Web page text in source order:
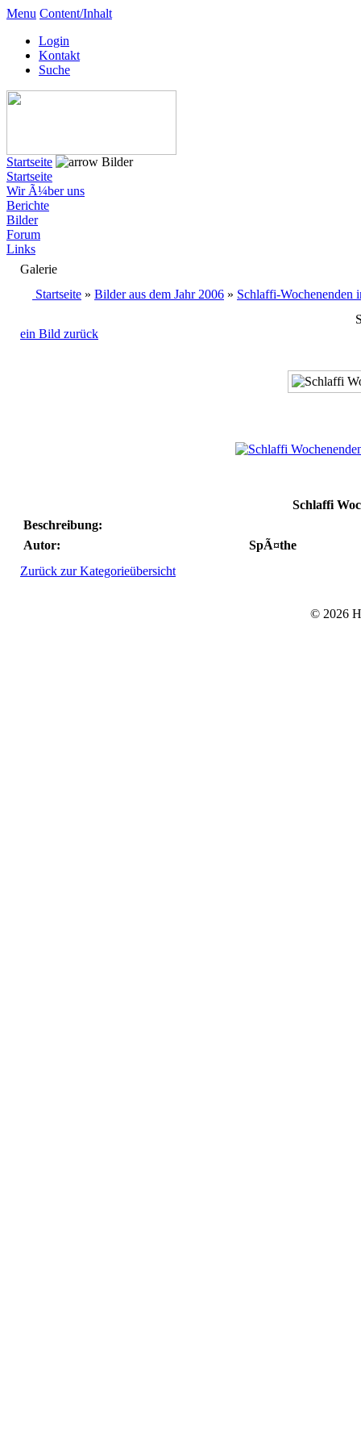
Menu Content/Inhalt
Login
Kontakt
Suche
Startseite
Bilder
Startseite
Wir Ã¼ber uns
Berichte
Bilder
Forum
Links
Galerie
Startseite » Bilder aus dem Jahr 2006 » Schlaffi-Wochenenden
ein Bild zurück
Schlaffi
Beschreibung:
Autor:
SpÃ¤the
Zurück zur Kategorieübersicht
© 2026